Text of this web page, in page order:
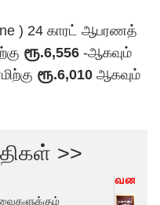
) 24 காரட் ஆபரணத்
ரூ.6,556 -ஆகவும்
ரூ.6,010 ஆகவும்
>>
வணிகம்